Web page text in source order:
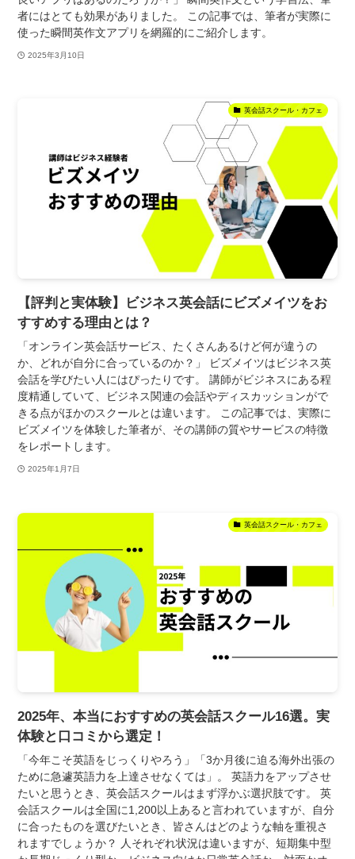
者にはとても効果がありました。 この記事では、筆者が実際に
使った瞬間英作文アプリを網羅的にご紹介します。
2025年3月10日
英会話スクール・カフェ
【評判と実体験】ビジネス英会話にビズメイツをお
すすめする理由とは？
「オンライン英会話サービス、たくさんあるけど何が違うの
か、どれが自分に合っているのか？」 ビズメイツはビジネス英
会話を学びたい人にはぴったりです。 講師がビジネスにある程
度精通していて、ビジネス関連の会話やディスカッションがで
きる点がほかのスクールとは違います。 この記事では、実際に
ビズメイツを体験した筆者が、その講師の質やサービスの特徴
をレポートします。
2025年1月7日
英会話スクール・カフェ
2025年、本当におすすめの英会話スクール16選。実
体験と口コミから選定！
「今年こそ英語をじっくりやろう」「3か月後に迫る海外出張の
ために急遽英語力を上達させなくては」。 英語力をアップさせ
たいと思うとき、英会話スクールはまず浮かぶ選択肢です。 英
会話スクールは全国に1,200以上あると言われていますが、自分
に合ったものを選びたいとき、皆さんはどのような軸を重視さ
れますでしょうか？ 人それぞれ状況は違いますが、短期集中型